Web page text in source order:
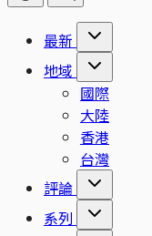
最新
地域
國際
大陸
香港
台灣
評論
系列